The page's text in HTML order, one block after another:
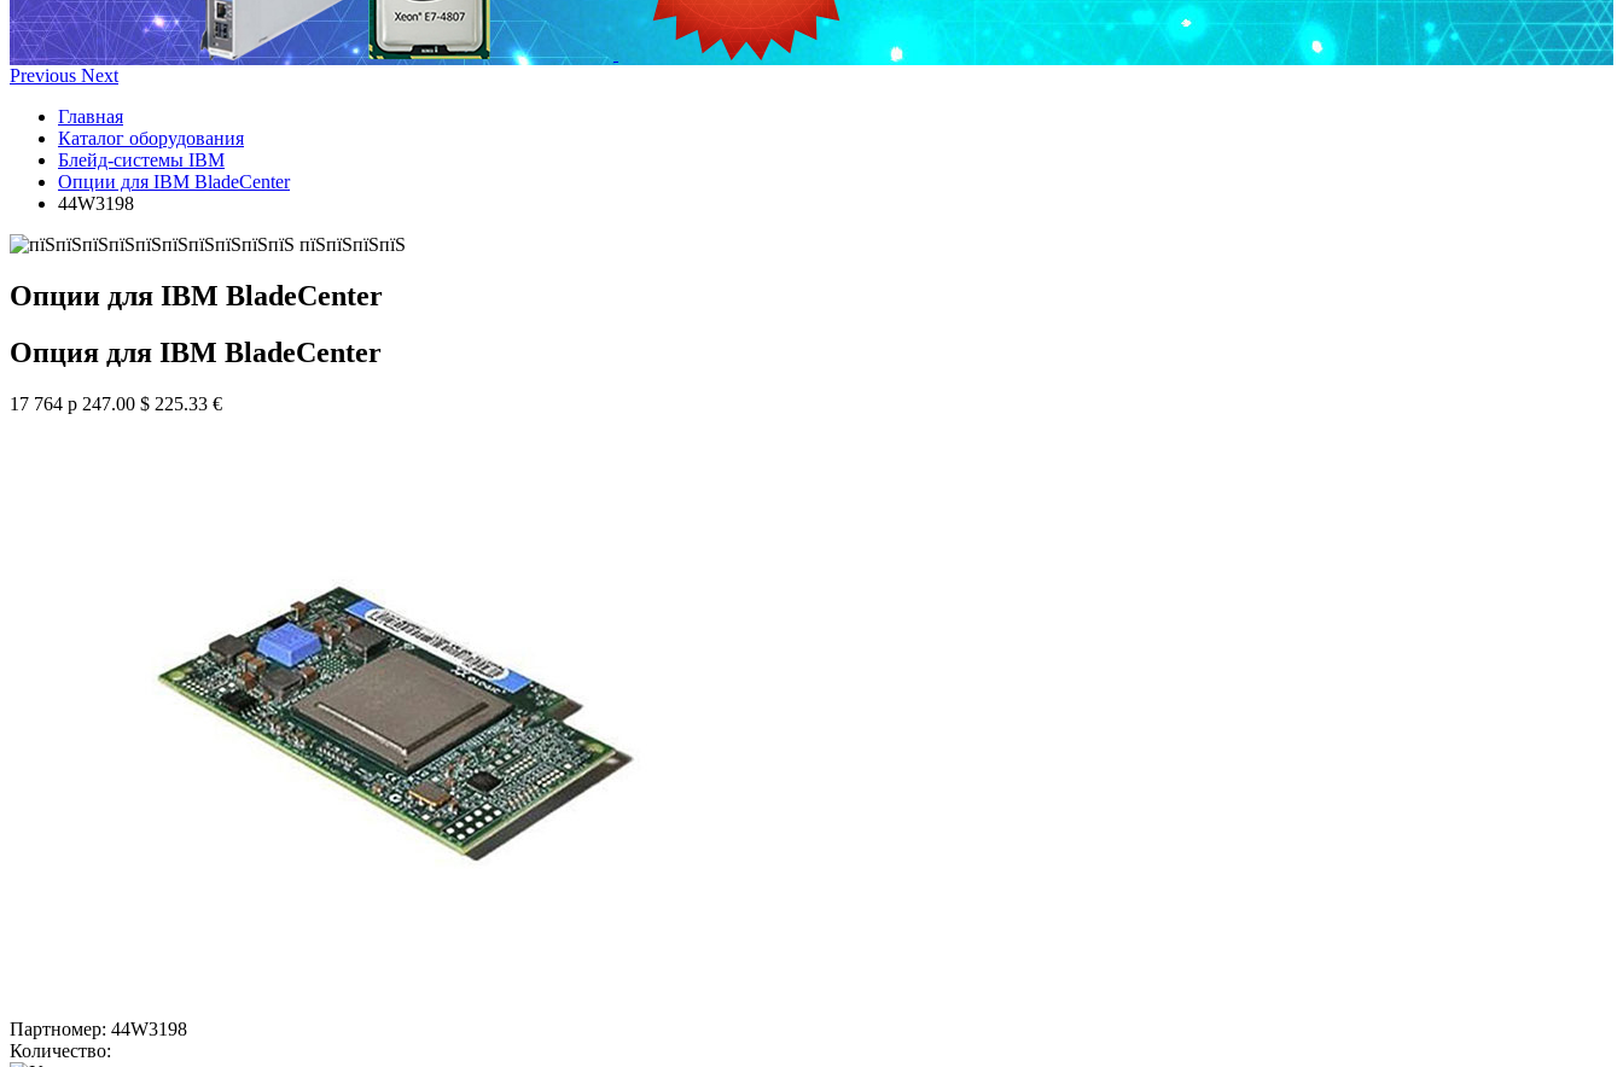
Previous Next
Главная
Каталог оборудования
Блейд-системы IBM
Опции для IBM BladeCenter
44W3198
Опции для IBM BladeCenter
Опция для IBM BladeCenter
17 764 р 247.00 $ 225.33 €
Партномер: 44W3198
Количество: